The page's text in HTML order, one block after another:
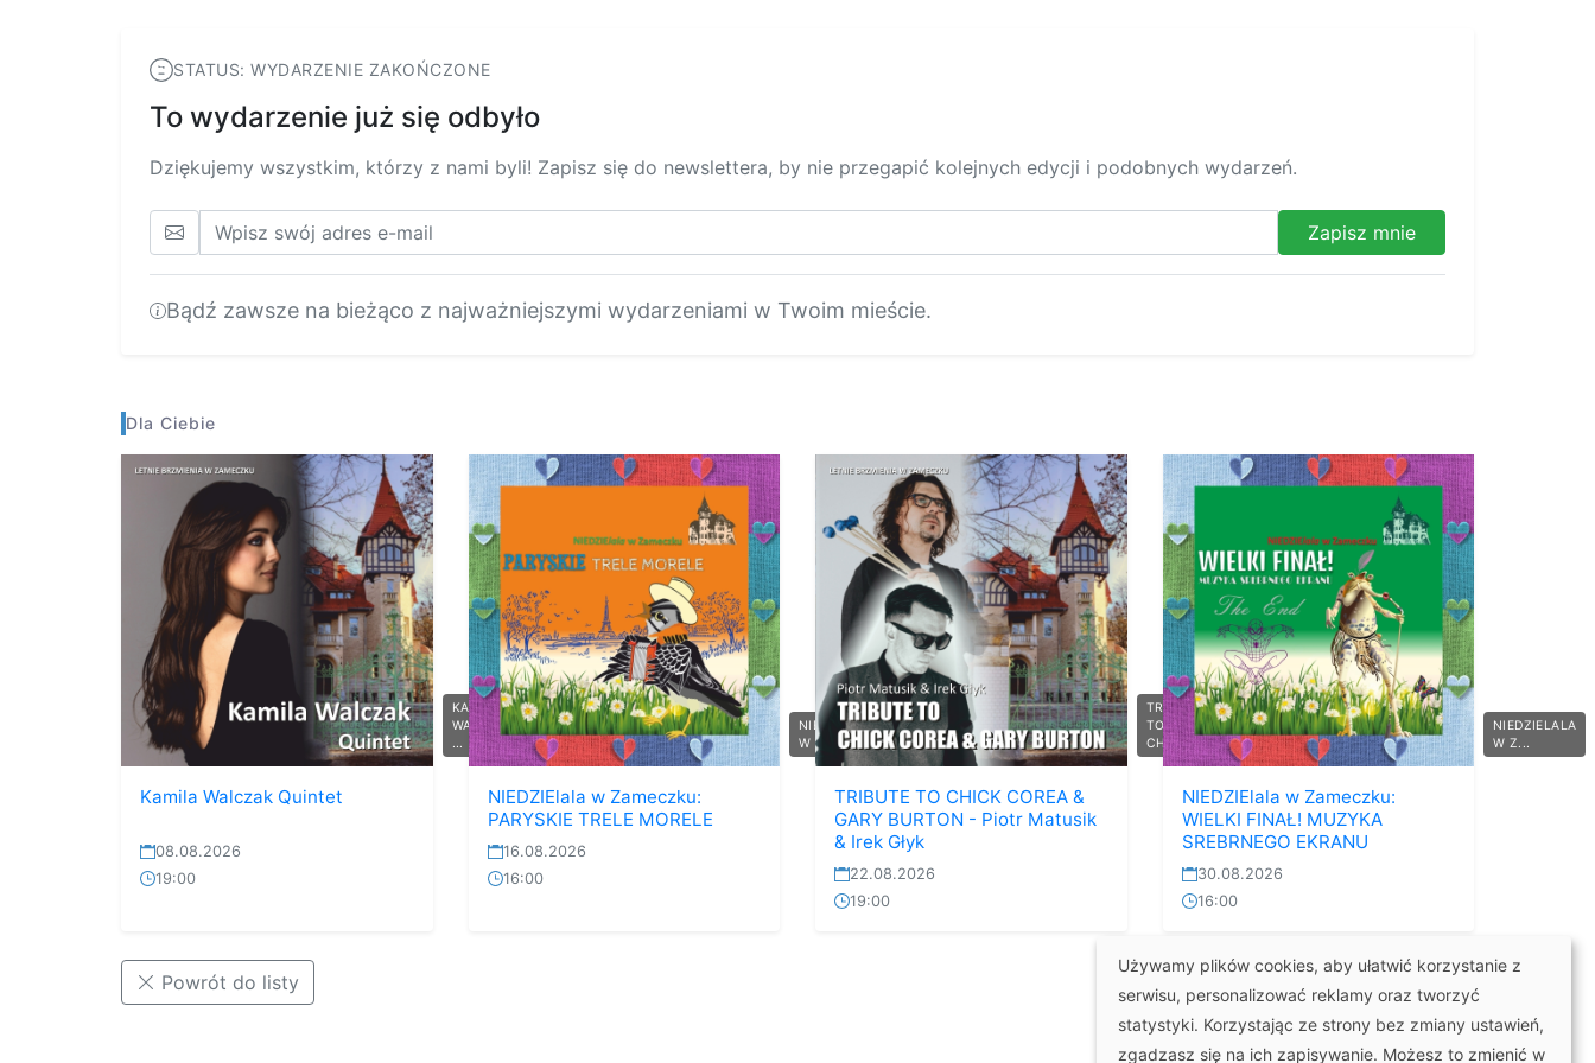
STATUS: WYDARZENIE ZAKOŃCZONE
To wydarzenie już się odbyło
Dziękujemy wszystkim, którzy z nami byli! Zapisz się do newslettera, by nie przegapić kolejnych edycji i podobnych wydarzeń.
Zapisz mnie
Bądź zawsze na bieżąco z najważniejszymi wydarzeniami w Twoim mieście.
Dla Ciebie
KAMILA
WALCZAK
Kamila Walczak Quintet
08.08.2026
19:00
NIEDZIELALA
W Z...
NIEDZIElala w Zameczku:
PARYSKIE TRELE MORELE
16.08.2026
16:00
TRIBUTE
TO
CHIC...
TRIBUTE TO CHICK COREA &
GARY BURTON - Piotr Matusik
& Irek Głyk
22.08.2026
19:00
NIEDZIELALA
W Z...
NIEDZIElala w Zameczku:
WIELKI FINAŁ! MUZYKA
SREBRNEGO EKRANU
30.08.2026
16:00
Powrót do listy
Używamy plików cookies, aby ułatwić korzystanie z
serwisu, personalizować reklamy oraz tworzyć
statystyki. Korzystając ze strony bez zmiany ustawień,
zgadzasz się na ich zapisywanie. Możesz to zmienić w